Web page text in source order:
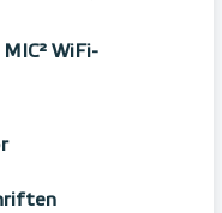
WiFi-